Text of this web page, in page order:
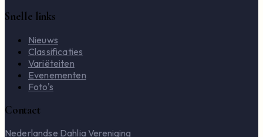
Snelle links
Nieuws
Classificaties
Variëteiten
Evenementen
Foto's
Contact
Nederlandse Dahlia Vereniging